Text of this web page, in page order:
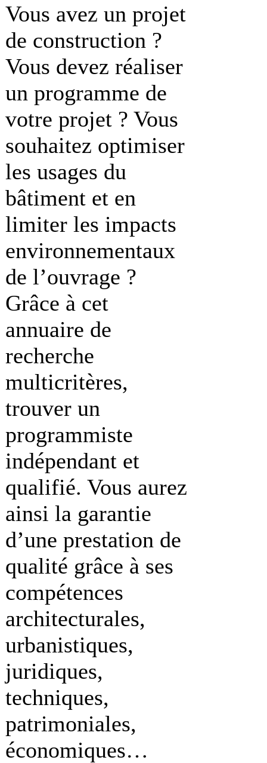
Vous avez un projet
de construction ?
Vous devez réaliser
un programme de
votre projet ? Vous
souhaitez optimiser
les usages du
bâtiment et en
limiter les impacts
environnementaux
de l’ouvrage ?
Grâce à cet
annuaire de
recherche
multicritères,
trouver un
programmiste
indépendant et
qualifié. Vous aurez
ainsi la garantie
d’une prestation de
qualité grâce à ses
compétences
architecturales,
urbanistiques,
juridiques,
techniques,
patrimoniales,
économiques…